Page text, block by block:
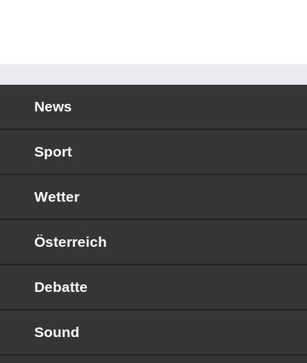
News
Sport
Wetter
Österreich
Debatte
Sound